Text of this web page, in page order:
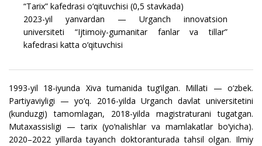
“Tarix” kafedrasi o‘qituvchisi (0,5 stavkada)
2023-yil yanvardan — Urganch innovatsion
universiteti “Ijtimoiy-gumanitar fanlar va tillar”
kafedrasi katta o‘qituvchisi
1993-yil 18-iyunda Xiva tumanida tug‘ilgan. Millati — o‘zbek.
Partiyaviyligi — yo‘q. 2016-yilda Urganch davlat universitetini
(kunduzgi) tamomlagan, 2018-yilda magistraturani tugatgan.
Mutaxassisligi — tarix (yo‘nalishlar va mamlakatlar bo‘yicha).
2020–2022 yillarda tayanch doktoranturada tahsil olgan. Ilmiy